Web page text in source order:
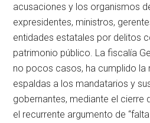
acusaciones y los organismos
expresidentes, ministros,
entidades estatales por delitos
patrimonio público. La fiscalía
no pocos casos, ha cumplido la
espaldas a los mandatarios y
gobernantes, mediante el cierre
el recurrente argumento de